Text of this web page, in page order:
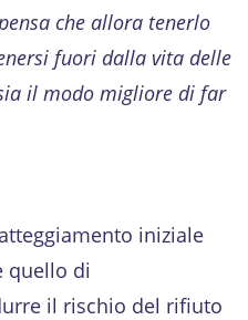
che allora tenerlo
fuori dalla vita delle
il modo migliore di far
iniziale
quello di
il rischio del rifiuto